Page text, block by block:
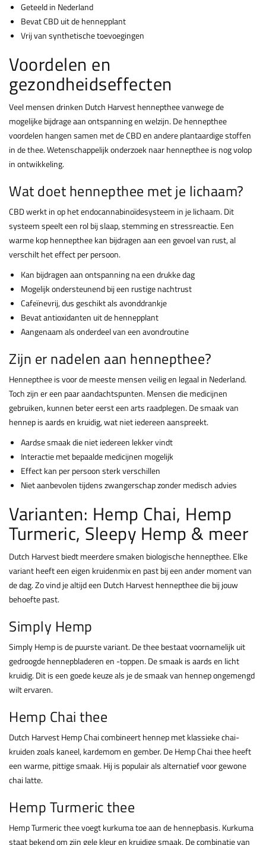
Geteeld in Nederland
Bevat CBD uit de hennepplant
Vrij van synthetische toevoegingen
Voordelen en
gezondheidseffecten
Veel mensen drinken Dutch Harvest hennepthee vanwege de
mogelijke bijdrage aan ontspanning en welzijn. De hennepthee
voordelen hangen samen met de CBD en andere plantaardige stoffen
in de thee. Wetenschappelijk onderzoek naar hennepthee is nog volop
in ontwikkeling.
Wat doet hennepthee met je lichaam?
CBD werkt in op het endocannabinoïdesysteem in je lichaam. Dit
systeem speelt een rol bij slaap, stemming en stressreactie. Een
warme kop hennepthee kan bijdragen aan een gevoel van rust, al
verschilt het effect per persoon.
Kan bijdragen aan ontspanning na een drukke dag
Mogelijk ondersteunend bij een rustige nachtrust
Cafeïnevrij, dus geschikt als avonddrankje
Bevat antioxidanten uit de hennepplant
Aangenaam als onderdeel van een avondroutine
Zijn er nadelen aan hennepthee?
Hennepthee is voor de meeste mensen veilig en legaal in Nederland.
Toch zijn er een paar aandachtspunten. Mensen die medicijnen
gebruiken, kunnen beter eerst een arts raadplegen. De smaak van
hennep is aards en kruidig, wat niet iedereen aanspreekt.
Aardse smaak die niet iedereen lekker vindt
Interactie met bepaalde medicijnen mogelijk
Effect kan per persoon sterk verschillen
Niet aanbevolen tijdens zwangerschap zonder medisch advies
Varianten: Hemp Chai, Hemp
Turmeric, Sleepy Hemp & meer
Dutch Harvest biedt meerdere smaken biologische hennepthee. Elke
variant heeft een eigen kruidenmix en past bij een ander moment van
de dag. Zo vind je altijd een Dutch Harvest hennepthee die bij jouw
behoefte past.
Simply Hemp
Simply Hemp is de puurste variant. De thee bestaat voornamelijk uit
gedroogde hennepbladeren en -toppen. De smaak is aards en licht
kruidig. Dit is een goede keuze als je de smaak van hennep ongemengd
wilt ervaren.
Hemp Chai thee
Dutch Harvest Hemp Chai combineert hennep met klassieke chai-
kruiden zoals kaneel, kardemom en gember. De Hemp Chai thee heeft
een warme, pittige smaak. Hij is populair als alternatief voor gewone
chai latte.
Hemp Turmeric thee
Hemp Turmeric thee voegt kurkuma toe aan de hennepbasis. Kurkuma
staat bekend om zijn gele kleur en kruidige smaak. De combinatie van